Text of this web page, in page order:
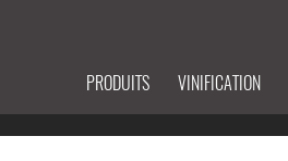
PRODUITS VINIFICATION